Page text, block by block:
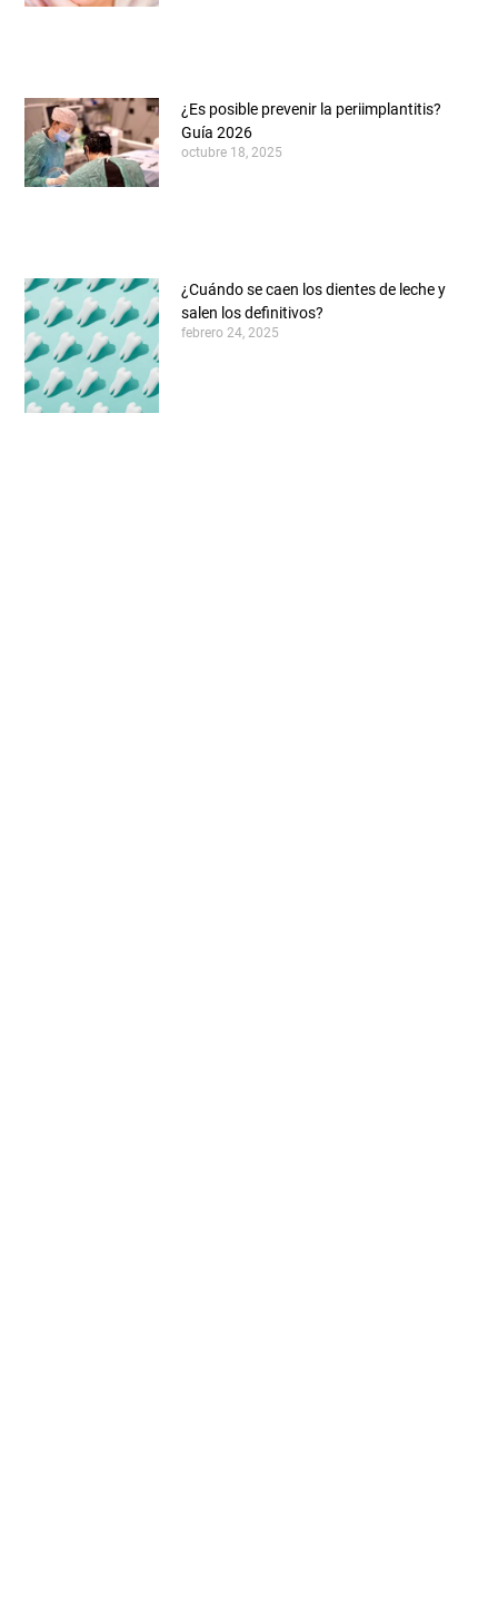
¿Es posible prevenir la periimplantitis?
Guía 2026
octubre 18, 2025
¿Cuándo se caen los dientes de leche y
salen los definitivos?
febrero 24, 2025